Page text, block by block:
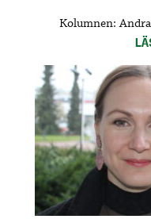
Kolumnen: